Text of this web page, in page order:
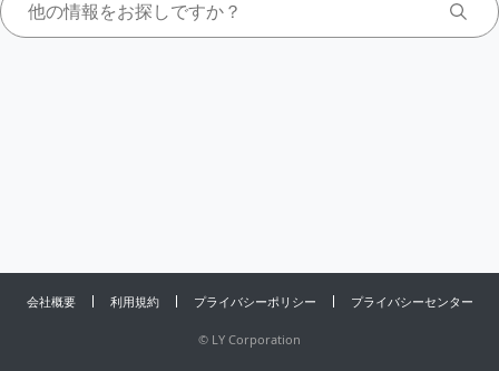
会社概要 利用規約 プライバシーポリシー プライバシーセンター
© LY Corporation